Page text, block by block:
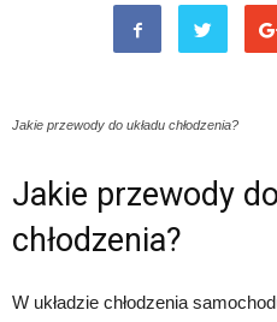
Jakie przewody do układu chłodzenia?
Jakie przewody
chłodzenia?
W układzie chłodzenia